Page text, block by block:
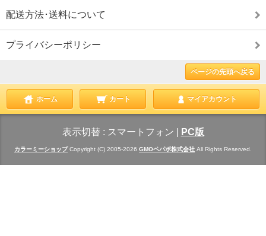
配送方法･送料について
プライバシーポリシー
ページの先頭へ戻る
ホーム カート マイアカウント
表示切替 : スマートフォン PC版
カラーミーショップCopyright (C) 2005-2026 GMOペパボ株式会社 All Rights Reserved.